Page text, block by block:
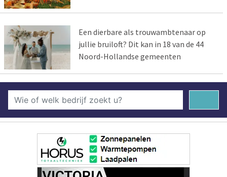
Een dierbare als trouwambtenaar op
jullie bruiloft? Dit kan in 18 van de 44
Noord-Hollandse gemeenten